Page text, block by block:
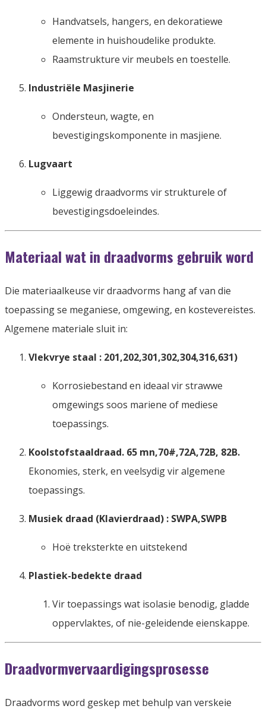
Handvatsels, hangers, en dekoratiewe
elemente in huishoudelike produkte.
Raamstrukture vir meubels en toestelle.
Industriële Masjinerie
Ondersteun, wagte, en
bevestigingskomponente in masjiene.
Lugvaart
Liggewig draadvorms vir strukturele of
bevestigingsdoeleindes.
Materiaal wat in draadvorms gebruik word
Die materiaalkeuse vir draadvorms hang af van die
toepassing se meganiese, omgewing, en kostevereistes.
Algemene materiale sluit in:
Vlekvrye staal : 201,202,301,302,304,316,631)
Korrosiebestand en ideaal vir strawwe
omgewings soos mariene of mediese
toepassings.
Koolstofstaaldraad. 65 mn,70#,72A,72B, 82B.
Ekonomies, sterk, en veelsydig vir algemene
toepassings.
Musiek draad (Klavierdraad) : SWPA,SWPB
Hoë treksterkte en uitstekend
Plastiek-bedekte draad
Vir toepassings wat isolasie benodig, gladde
oppervlaktes, of nie-geleidende eienskappe.
Draadvormvervaardigingsprosesse
Draadvorms word geskep met behulp van verskeie